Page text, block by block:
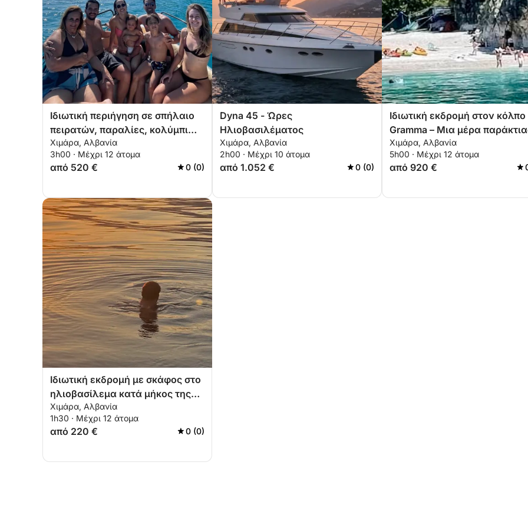
Ιδιωτική περιήγηση σε σπήλαιο
πειρατών, παραλίες, κολύμπι
και κολύμβηση με
αναπνευστήρα – Αποκλειστική
περιήγηση 3 ωρών
Χιμάρα, Αλβανία
3h00 · Μέχρι 12 άτομα
από 520 € 0 (0)
Dyna 45 - Ώρες
Ηλιοβασιλέματος
Χιμάρα, Αλβανία
2h00 · Μέχρι 10 άτομα
από 1.052 € 0 (0)
Ιδιωτική εκδρομή στον κόλπο
Gramma – Μια μέρα
εξερεύνησης και χαλάρωσης
Χιμάρα, Αλβανία
5h00 · Μέχρι 12 άτομα
από 920 €
Ιδιωτική εκδρομή με σκάφος στο
ηλιοβασίλεμα κατά μήκος της
ακτής της Χειμάρρας
Χιμάρα, Αλβανία
1h30 · Μέχρι 12 άτομα
από 220 € 0 (0)